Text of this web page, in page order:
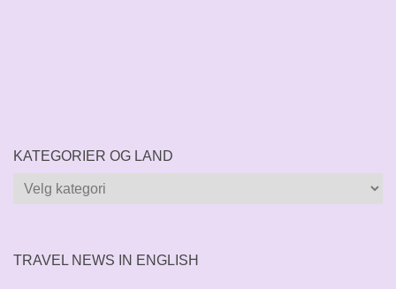
KATEGORIER OG LAND
Kategorier
TRAVEL NEWS IN ENGLISH